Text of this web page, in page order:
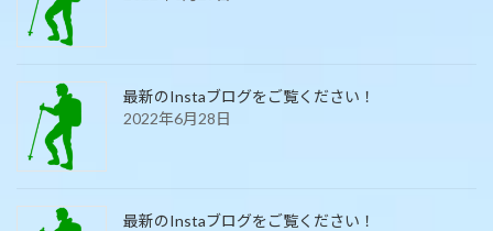
最新のInstaブログをご覧ください！
2022年6月28日
最新のInstaブログをご覧ください！